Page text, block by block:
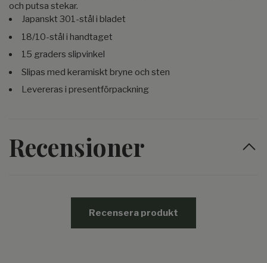
och putsa stekar.
Japanskt 301-stål i bladet
18/10-stål i handtaget
15 graders slipvinkel
Slipas med keramiskt bryne och sten
Levereras i presentförpackning
Recensioner
Recensera produkt